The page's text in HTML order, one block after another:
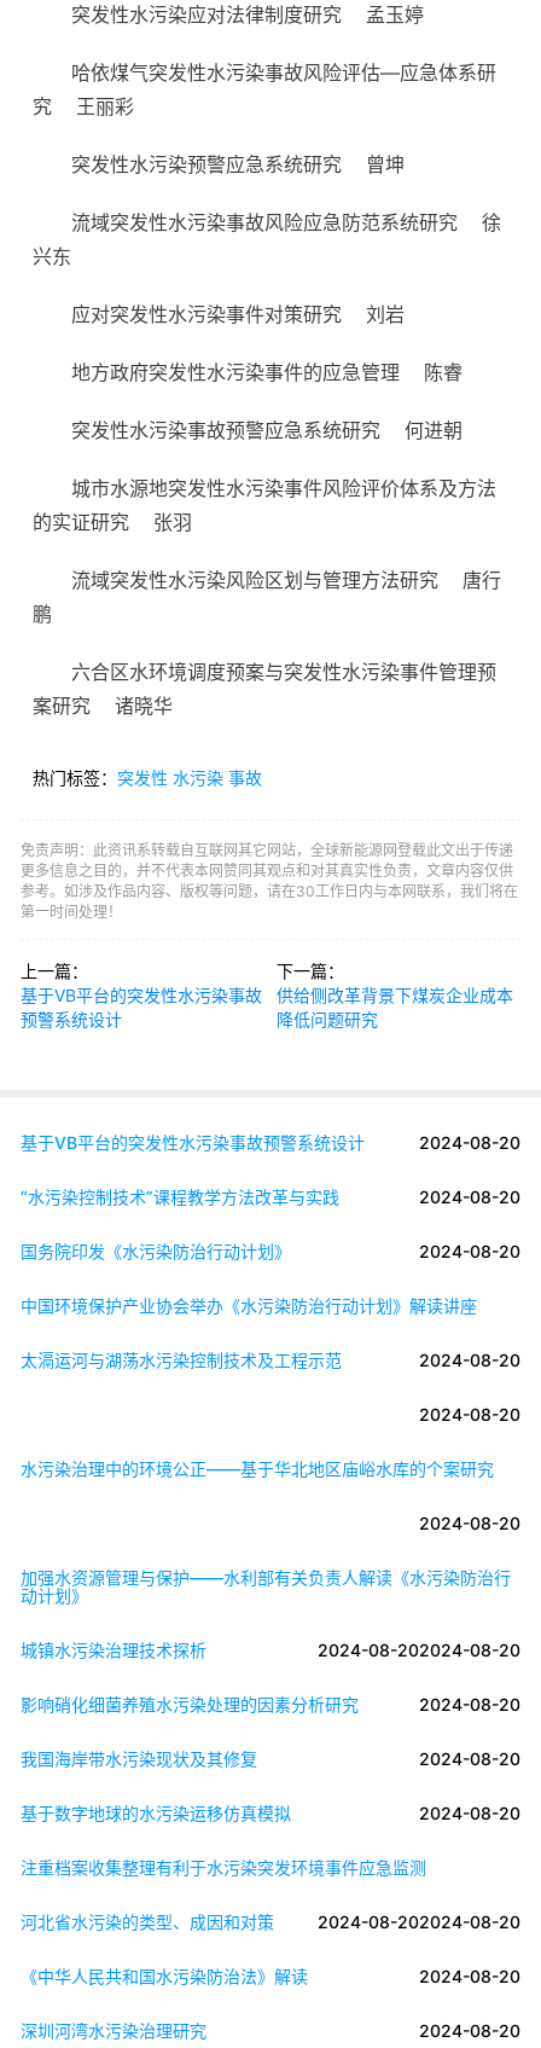
突发性水污染应对法律制度研究 孟玉婷
哈依煤气突发性水污染事故风险评估—应急体系研
究 王丽彩
突发性水污染预警应急系统研究 曾坤
流域突发性水污染事故风险应急防范系统研究 徐
兴东
应对突发性水污染事件对策研究 刘岩
地方政府突发性水污染事件的应急管理 陈睿
突发性水污染事故预警应急系统研究 何进朝
城市水源地突发性水污染事件风险评价体系及方法
的实证研究 张羽
流域突发性水污染风险区划与管理方法研究 唐行
鹏
六合区水环境调度预案与突发性水污染事件管理预
案研究 诸晓华
热门标签： 突发性 水污染 事故
免责声明：此资讯系转载自互联网其它网站，全球新能源网登载此文出于传递
更多信息之目的，并不代表本网赞同其观点和对其真实性负责，文章内容仅供
参考。如涉及作品内容、版权等问题，请在30工作日内与本网联系，我们将在
第一时间处理！
上一篇：
基于VB平台的突发性水污染事故
预警系统设计
下一篇：
供给侧改革背景下煤炭企业成本
降低问题研究
基于VB平台的突发性水污染事故预警系统设计 2024-08-20
“水污染控制技术”课程教学方法改革与实践 2024-08-20
国务院印发《水污染防治行动计划》 2024-08-20
中国环境保护产业协会举办《水污染防治行动计划》解读讲座
2024-08-20
太滆运河与湖荡水污染控制技术及工程示范
2024-08-20
水污染治理中的环境公正——基于华北地区庙峪水库的个案研究
2024-08-20
加强水资源管理与保护——水利部有关负责人解读《水污染防治行
动计划》
2024-08-20
城镇水污染治理技术探析 2024-08-20
影响硝化细菌养殖水污染处理的因素分析研究 2024-08-20
我国海岸带水污染现状及其修复 2024-08-20
基于数字地球的水污染运移仿真模拟 2024-08-20
注重档案收集整理有利于水污染突发环境事件应急监测
2024-08-20
河北省水污染的类型、成因和对策 2024-08-20
《中华人民共和国水污染防治法》解读 2024-08-20
深圳河湾水污染治理研究 2024-08-20